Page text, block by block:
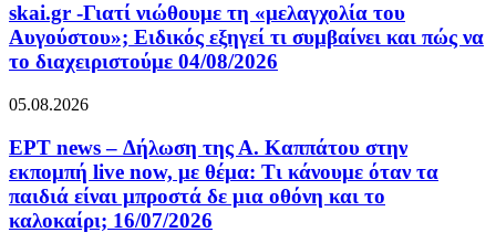
skai.gr -Γιατί νιώθουμε τη «μελαγχολία του
Αυγούστου»; Ειδικός εξηγεί τι συμβαίνει και πώς να
το διαχειριστούμε 04/08/2026
05.08.2026
ΕΡΤ news – Δήλωση της Α. Καππάτου στην
εκπομπή live now, με θέμα: Τι κάνουμε όταν τα
παιδιά είναι μπροστά δε μια οθόνη και το
καλοκαίρι; 16/07/2026